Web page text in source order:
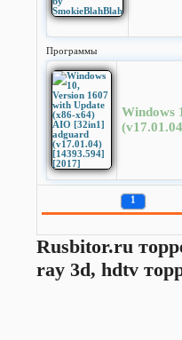
Программы
Windows
1
Rusbitor.ru
ray 3d, hdtv